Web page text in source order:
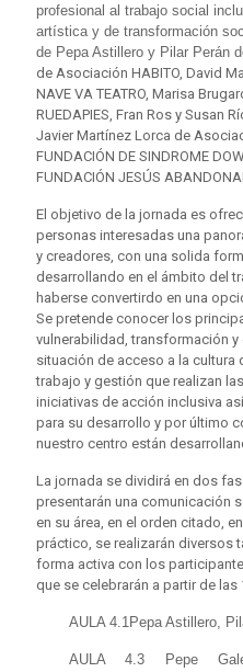
profesional al trabajo social
artística y de transformación
de Pepa Astillero y Pilar Perán
de Asociación HABITO, David
NAVE VA TEATRO, Marisa
RUEDAPIES, Fran Ros y Susan
Javier Martínez Lorca de
FUNDACIÓN DE SINDROME
FUNDACIÓN JESÚS
El objetivo de la jornada es
personas interesadas una
y creadores, con una solida
desarrollando en el ámbito del
haberse convertirdo en una
Se pretende conocer los
vulnerabilidad, transformación
situación de acceso a la cultura
trabajo y gestión que realizan
iniciativas de acción inclusiva
para su desarrollo y por último
nuestro centro están
La jornada se dividirá en dos
presentarán una comunicación
en su área, en el orden citado,
práctico, se realizarán diversos
forma activa con los
que se celebrarán a partir de las
AULA 4.1Pepa Astillero,
AULA 4.3 Pepe